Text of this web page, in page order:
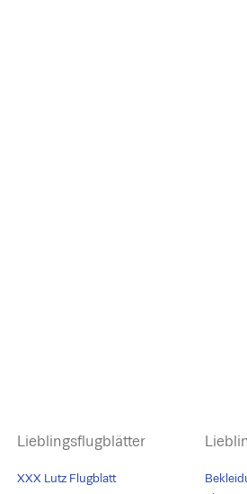
Lieblingsflugblätter
XXX Lutz Flugblatt